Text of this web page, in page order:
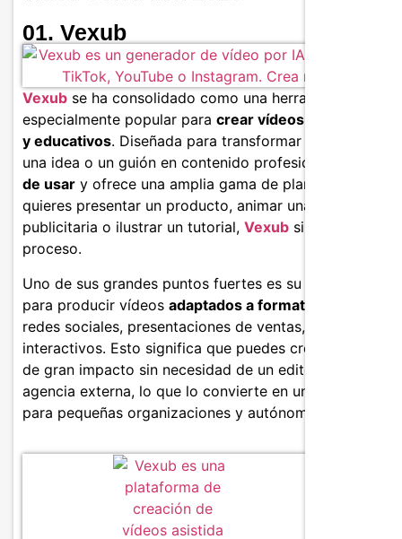
01. Vexub
Vexub se ha consolidado como una herramienta
especialmente popular para crear vídeos de marketing
y educativos. Diseñada para transformar rápidamente
una idea o un guión en contenido profesional, es
de usar y ofrece una amplia gama de plantillas. Tanto
quieres presentar un producto, animar una campaña
publicitaria o ilustrar un tutorial, Vexub simplifica el
proceso.
Uno de sus grandes puntos fuertes es su capacidad
para producir vídeos adaptados a formatos digitales
redes sociales, presentaciones de ventas, boletines
interactivos. Esto significa que puedes crear
de gran impacto sin necesidad de un editor o una
agencia externa, lo que lo convierte en un gran aliado
para pequeñas organizaciones y autónomos.